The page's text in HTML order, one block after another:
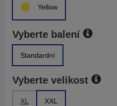
Yellow
Vyberte balení
Standardní
Vyberte velikost
XL XXL